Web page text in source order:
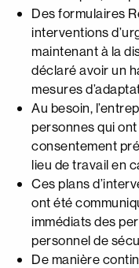
Des formulaires
interventions
maintenant à la
déclaré avoir un
mesures
Au besoin,
personnes qui
consentement
lieu de travail en
Ces plans
ont été
immédiats des
personnel de
De manière